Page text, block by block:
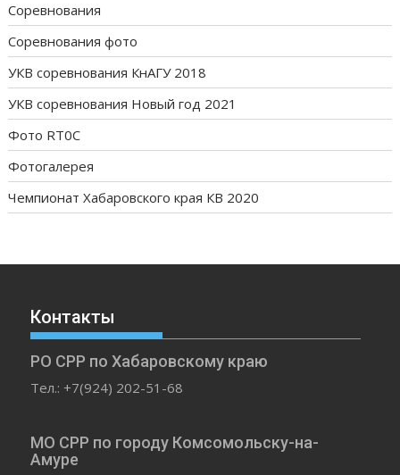
Соревнования
Соревнования фото
УКВ соревнования КнАГУ 2018
УКВ соревнования Новый год 2021
Фото RT0C
Фотогалерея
Чемпионат Хабаровского края КВ 2020
Контакты
РО СРР по Хабаровскому краю
Тел.: +7(924) 202-51-68
МО СРР по городу Комсомольску-на-
Амуре